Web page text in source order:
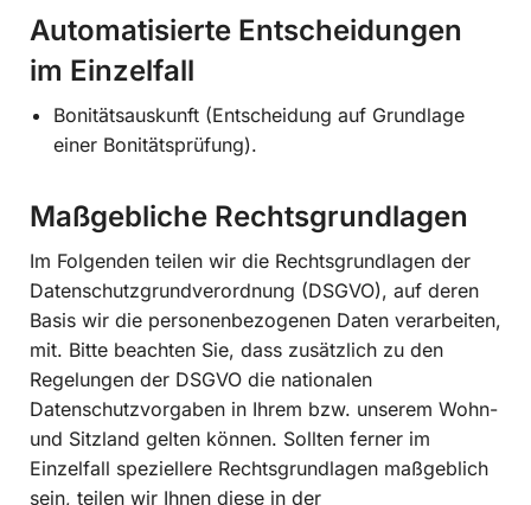
Automatisierte Entscheidungen
im Einzelfall
Bonitätsauskunft (Entscheidung auf Grundlage
einer Bonitätsprüfung).
Maßgebliche Rechtsgrundlagen
Im Folgenden teilen wir die Rechtsgrundlagen der
Datenschutzgrundverordnung (DSGVO), auf deren
Basis wir die personenbezogenen Daten verarbeiten,
mit. Bitte beachten Sie, dass zusätzlich zu den
Regelungen der DSGVO die nationalen
Datenschutzvorgaben in Ihrem bzw. unserem Wohn-
und Sitzland gelten können. Sollten ferner im
Einzelfall speziellere Rechtsgrundlagen maßgeblich
sein, teilen wir Ihnen diese in der